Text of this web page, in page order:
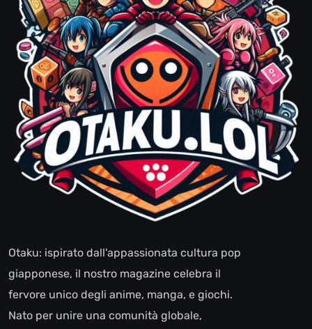
Otaku: ispirato dall'appassionata cultura pop
giapponese, il nostro magazine celebra il
fervore unico degli anime, manga, e giochi.
Nato per unire una comunità globale,